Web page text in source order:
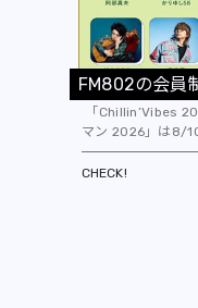
CHECK!
FM802の会員
「Chillin’Vibes
マン 2026」は8/